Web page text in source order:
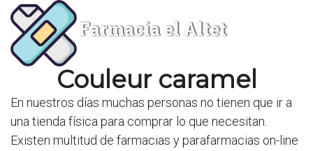
Farmacia el Altet
Couleur caramel
En nuestros días muchas personas no tienen que ir a
una tienda física para comprar lo que necesitan.
Existen multitud de farmacias y parafarmacias on-line